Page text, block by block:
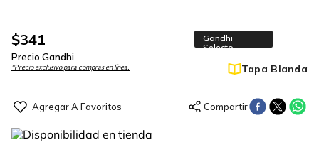
$341
Gandhi
Selecto
Precio Gandhi
*Precio exclusivo para compras en línea. Tapa Blanda